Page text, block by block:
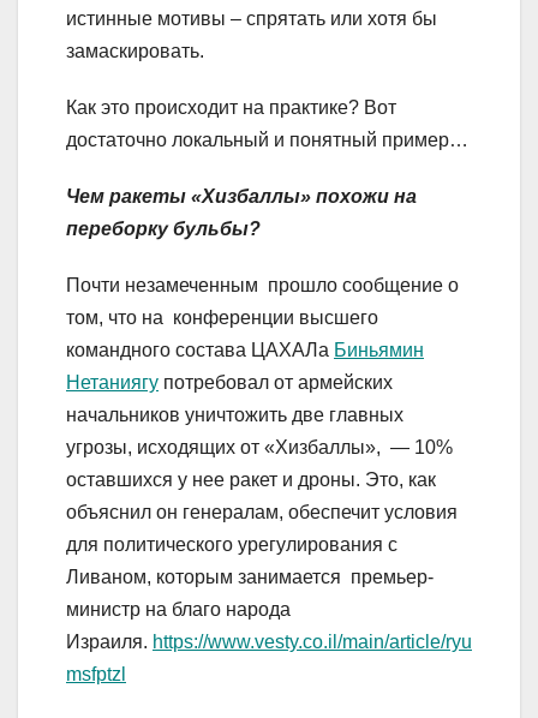
истинные мотивы – спрятать или хотя бы
замаскировать.
Как это происходит на практике? Вот
достаточно локальный и понятный пример…
Чем ракеты «Хизбаллы» похожи на
переборку бульбы?
Почти незамеченным прошло сообщение о
том, что на конференции высшего
командного состава ЦАХАЛа Биньямин
Нетаниягу потребовал от армейских
начальников уничтожить две главных
угрозы, исходящих от «Хизбаллы», — 10%
оставшихся у нее ракет и дроны. Это, как
объяснил он генералам, обеспечит условия
для политического урегулирования с
Ливаном, которым занимается премьер-
министр на благо народа
Израиля. https://www.vesty.co.il/main/article/ryu
msfptzl